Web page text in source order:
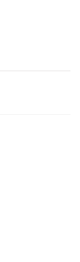
via X -
via
nieuwsbericht
dit